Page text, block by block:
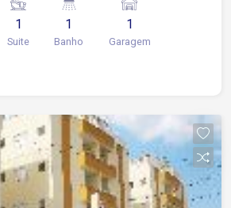
Garagem coberta com portão
1
Suite
1
Banho
1
Garagem